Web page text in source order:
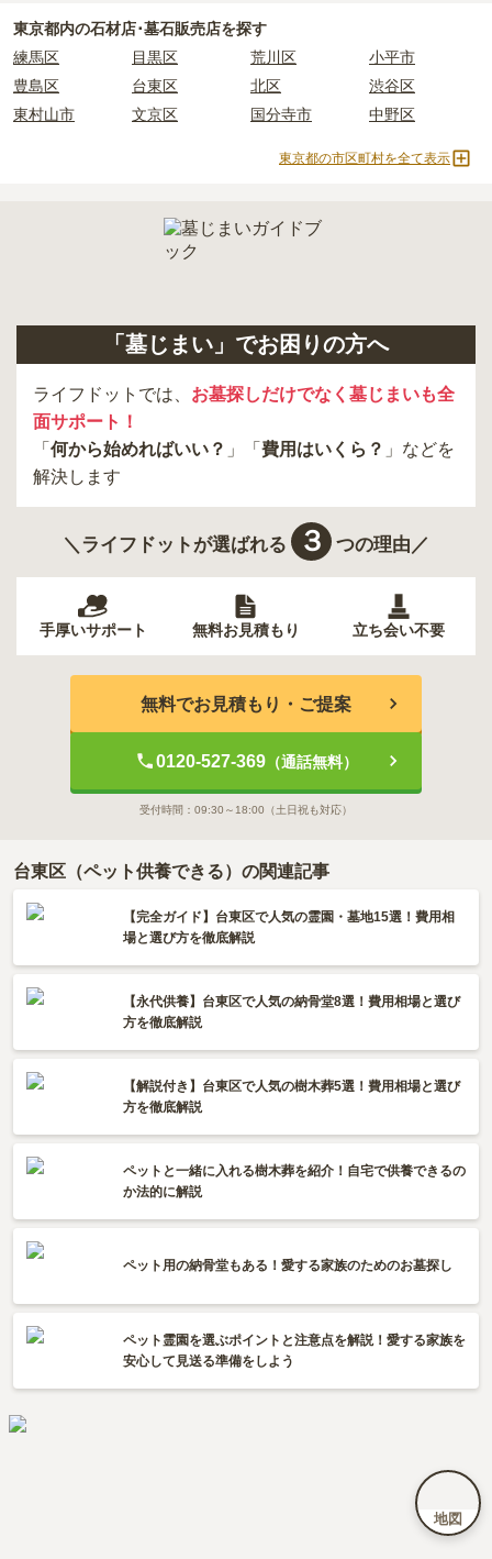
地図
必ず確認することをおすすめします。
現地への見学が難しい場合は、資料請求でも各霊園の詳しい料金案
内を取り寄せることができます。
東京都内の石材店･墓石販売店を探す
練馬区
目黒区 荒川区
小平市
豊島区
台東区 北区
渋谷区
東村山市
文京区 国分寺市 中野区
東京都の市区町村を全て表示
「墓じまい」でお困りの方へ
ライフドットでは、 お墓探しだけでなく墓じまいも全
面サポート！
「 何から始めればいい？ 」「 費用はいくら？ 」などを
解決します
＼ライフドットが選ばれる ３ つの理由／
手厚いサポート 無料お見積もり 立ち会い不要
無料でお見積もり・ご提案
0120-527-369（通話無料）
受付時間： 09:30～18:00 （土日祝も対応）
台東区（ペット供養できる）の関連記事
【完全ガイド】台東区で人気の霊園・墓地15選！費用相
場と選び方を徹底解説
【永代供養】台東区で人気の納骨堂8選！費用相場と選び
方を徹底解説
【解説付き】台東区で人気の樹木葬5選！費用相場と選び
方を徹底解説
ペットと一緒に入れる樹木葬を紹介！自宅で供養できるの
か法的に解説
ペット用の納骨堂もある！愛する家族のためのお墓探し
ペット霊園を選ぶポイントと注意点を解説！愛する家族を
安心して見送る準備をしよう